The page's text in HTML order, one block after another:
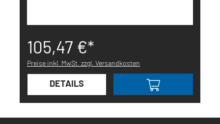
105,47 €*
Preise inkl. MwSt. zzgl. Versandkosten
DETAILS